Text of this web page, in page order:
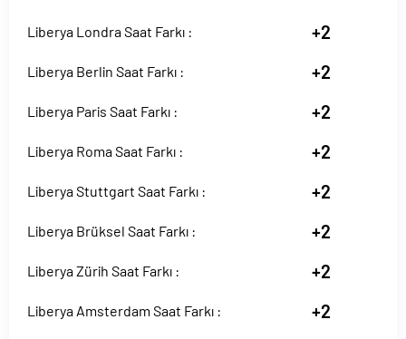
Liberya Londra Saat Farkı : +2
Liberya Berlin Saat Farkı : +2
Liberya Paris Saat Farkı : +2
Liberya Roma Saat Farkı : +2
Liberya Stuttgart Saat Farkı : +2
Liberya Brüksel Saat Farkı : +2
Liberya Zürih Saat Farkı : +2
Liberya Amsterdam Saat Farkı : +2